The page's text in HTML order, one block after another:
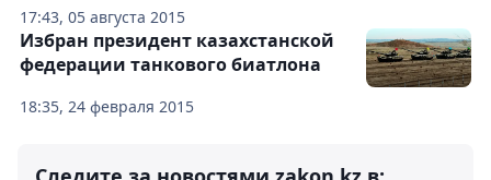
17:43, 05 августа 2015
18:35, 24 февраля 2015
Избран президент казахстанской
федерации танкового биатлона